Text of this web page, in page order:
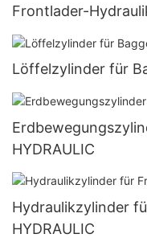
Frontlader-
Löffelzylinder für
HYDRAULIC
Hydraulikzylinder
HYDRAULIC